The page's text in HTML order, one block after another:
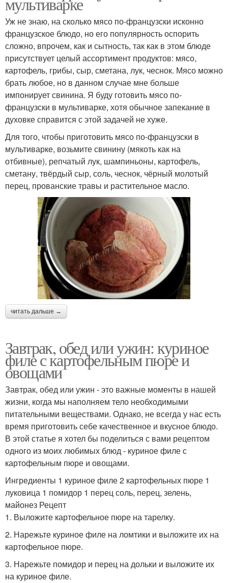
Уж не знаю, на сколько мясо по-французски исконно
французское блюдо, но его популярность оспорить
сложно, впрочем, как и сытность, так как в этом блюде
присутствует целый ассортимент продуктов: мясо,
картофель, грибы, сыр, сметана, лук, чеснок. Мясо можно
брать любое, но в данном случае мне больше
импонирует свинина. Я буду готовить мясо по-
французски в мультиварке, хотя обычное запекание в
духовке справится с этой задачей не хуже.
Для того, чтобы приготовить мясо по-французски в
мультиварке, возьмите свинину (мякоть как на
отбивные), репчатый лук, шампиньоны, картофель,
сметану, твёрдый сыр, соль, чеснок, чёрный молотый
перец, прованские травы и растительное масло.
читать дальше →
Завтрак, обед или ужин: куриное
филе с картофельным пюре и
овощами
Завтрак, обед или ужин - это важные моменты в нашей
жизни, когда мы наполняем тело необходимыми
питательными веществами. Однако, не всегда у нас есть
время приготовить себе качественное и вкусное блюдо.
В этой статье я хотел бы поделиться с вами рецептом
одного из моих любимых блюд - куриное филе с
картофельным пюре и овощами.
Ингредиенты 1 куриное филе 2 картофельных пюре 1
луковица 1 помидор 1 перец соль, перец, зелень,
майонез Рецепт
1. Выложите картофельное пюре на тарелку.
2. Нарежьте куриное филе на ломтики и выложите их на
картофельное пюре.
3. Нарежьте помидор и перец на дольки и выложите их
на куриное филе.